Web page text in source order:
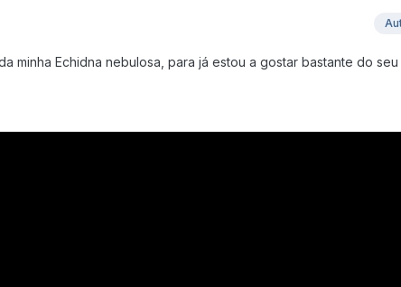
minha Echidna nebulosa, para já estou a gostar bastante do seu